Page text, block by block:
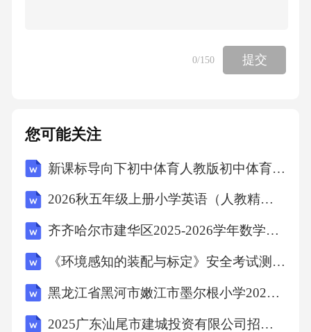
案：错误解析：信息发布需严格审核，未经核
实的信息不得擅自发布，避免误导公众。19.应
是随时响应，通讯设备必须保持畅通。20.应急
值守期间，值守人员可以记录个人情绪或主观
判断，无需客观记录。答案：错误解析：值守
绪或主观判断不属于记录范畴。四、简答题
（每题5分，共5题）21.简述应急值守人员在值
守期间的主要职责。答案：-24小时在岗，保持
通讯畅通；-及时接报、核实、上报突发事件信
0/150 提交
您可能关注
新课标导向下初中体育人教版初中体育与健康第三章《足球》教学设计
2026秋五年级上册小学英语（人教精通版三起）教学计划
齐齐哈尔市建华区2025-2026学年数学三年级下学期期末复习检测试题（含答案解析）
《环境感知的装配与标定》安全考试测试卷及答案
黑龙江省黑河市嫩江市墨尔根小学2025届数学三年级下学期期中预测试题（含解析）
2025广东汕尾市建城投资有限公司招聘7人笔试历年典型考点题库附带答案详解